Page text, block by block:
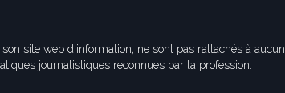
site web d'information, ne sont pas rattachés à aucun
journalistiques reconnues par la profession.